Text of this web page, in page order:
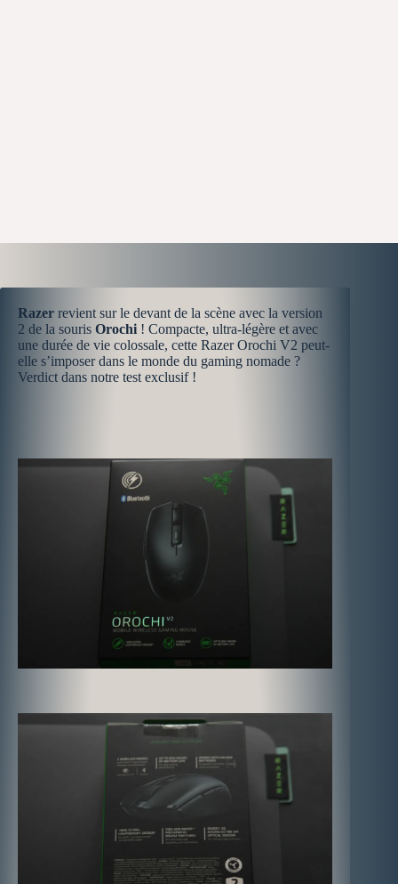
Razer revient sur le devant de la scène avec la version
2 de la souris Orochi ! Compacte, ultra-légère et avec
une durée de vie colossale, cette Razer Orochi V2 peut-
elle s’imposer dans le monde du gaming nomade ?
Verdict dans notre test exclusif !